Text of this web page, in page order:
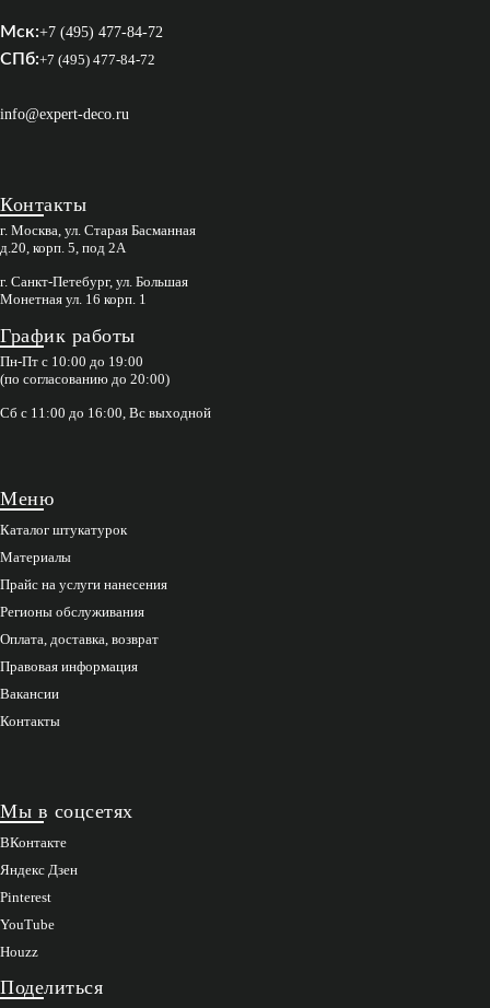
Мск:+7 (495) 477-84-72
СПб:+7 (495) 477-84-72
info@expert-deco.ru
Контакты
г. Москва, ул. Старая Басманная
д.20, корп. 5, под 2А
г. Санкт-Петебург, ул. Большая
Монетная ул. 16 корп. 1
График работы
Пн-Пт с 10:00 до 19:00
(по согласованию до 20:00)
Сб с 11:00 до 16:00, Вс выходной
Меню
Каталог штукатурок
Материалы
Прайс на услуги нанесения
Регионы обслуживания
Оплата, доставка, возврат
Правовая информация
Вакансии
Контакты
Мы в соцсетях
ВКонтакте
Яндекс Дзен
Pinterest
YouTube
Houzz
Поделиться